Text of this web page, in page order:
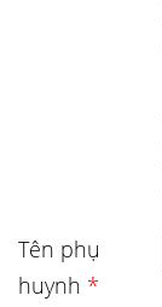
Tên phụ
huynh *